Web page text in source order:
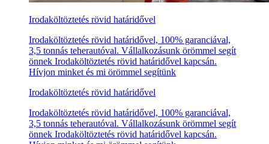
Irodaköltöztetés rövid határidővel
Irodaköltöztetés rövid határidővel, 100% garanciával,
3,5 tonnás teherautóval. Vállalkozásunk örömmel segít
önnek Irodaköltöztetés rövid határidővel kapcsán.
Hívjon minket és mi örömmel segítünk
Irodaköltöztetés rövid határidővel
Irodaköltöztetés rövid határidővel, 100% garanciával,
3,5 tonnás teherautóval. Vállalkozásunk örömmel segít
önnek Irodaköltöztetés rövid határidővel kapcsán.